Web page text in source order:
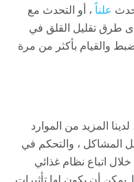
علناً ، أو التحدث مع
طرق تقليل القلق في
والقيام بأكثر من مرة
المزيد من الموارد
المشاكل ، والتحكم في
اتباع نظام غذائي